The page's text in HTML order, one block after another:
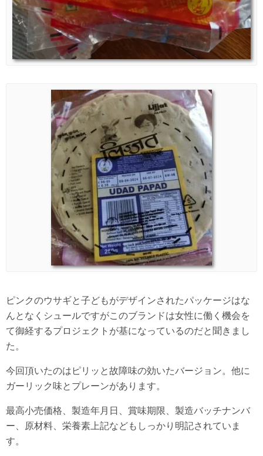
ピンクのウサギと子どもがデザインされたパッケージはな
んとなくシュールですがこのブランドは女性に働く機会を
て御経するプロジェクトが基になっているのだと聞きまし
た。
今回頂いたのはピリッと故障味の効いたバージョン。他に
ガーリック味とプレーンがあります。
最高小売価格、製造年月日、賞味期限、製造バッチナンバ
ー、原材料、栄養素上記などもしっかり明記されていま
す。